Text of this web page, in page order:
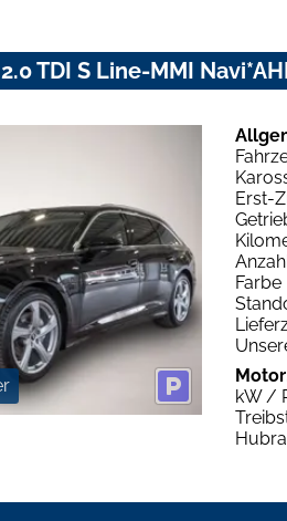
TDI S Line-MMI
Erst-
Farbe
kW /